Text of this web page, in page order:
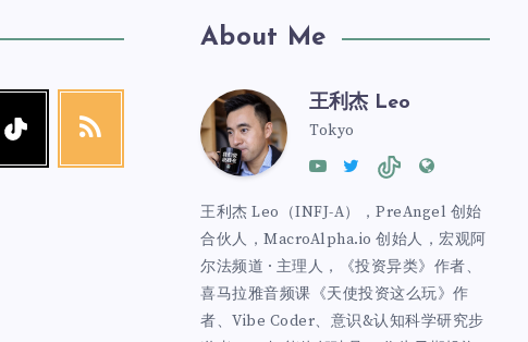
About Me
王利杰 Leo
Tokyo
王利杰 Leo（INFJ-A），PreAngel 创始
合伙人，MacroAlpha.io 创始人，宏观阿
尔法频道 · 主理人，《投资异类》作者、
喜马拉雅音频课《天使投资这么玩》作
者、Vibe Coder、意识&认知科学研究步